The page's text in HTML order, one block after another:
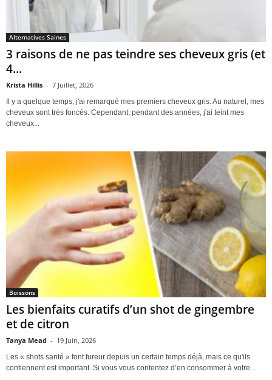
Alternatives Saines
3 raisons de ne pas teindre ses cheveux gris (et
4...
Krista Hillis - 7 Juillet, 2026
Il y a quelque temps, j'ai remarqué mes premiers cheveux gris. Au naturel, mes
cheveux sont très foncés. Cependant, pendant des années, j'ai teint mes
cheveux...
Boissons
Les bienfaits curatifs d’un shot de gingembre
et de citron
Tanya Mead - 19 Juin, 2026
Les « shots santé » font fureur depuis un certain temps déjà, mais ce qu'ils
contiennent est important. Si vous vous contentez d’en consommer à votre...